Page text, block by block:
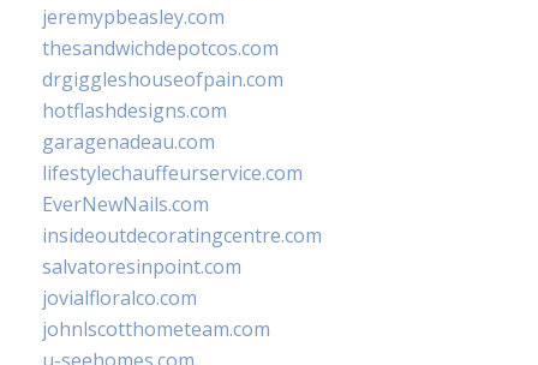
jeremypbeasley.com
thesandwichdepotcos.com
drgiggleshouseofpain.com
hotflashdesigns.com
garagenadeau.com
lifestylechauffeurservice.com
EverNewNails.com
insideoutdecoratingcentre.com
salvatoresinpoint.com
jovialfloralco.com
johnlscotthometeam.com